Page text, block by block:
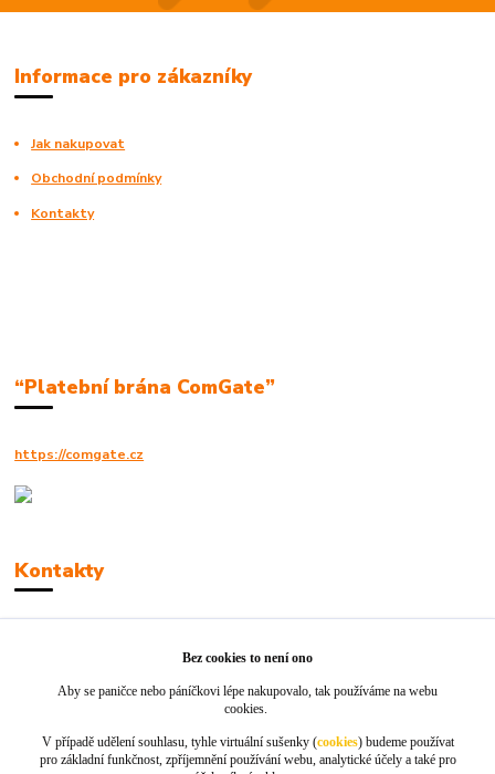
Informace pro zákazníky
Jak nakupovat
Obchodní podmínky
Kontakty
“Platební brána ComGate”
https://comgate.cz
Kontakty
info@jackie-shop.cz
Bez cookies to není ono
Aby se paničce nebo páníčkovi lépe nakupovalo, tak používáme na webu
cookies.
V případě udělení souhlasu, tyhle virtuální sušenky (cookies) budeme používat
pro základní funkčnost, zpříjemnění používání webu, analytické účely a také pro